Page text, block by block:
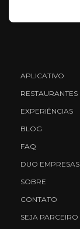
APLICATIVO
RESTAURANTES
EXPERIÊNCIAS
BLOG
FAQ
DUO EMPRESAS
SOBRE
CONTATO
SEJA PARCEIRO